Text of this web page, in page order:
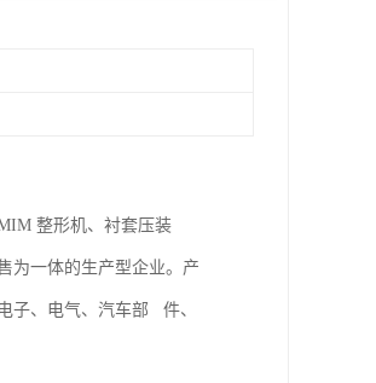
整形机、衬套压装
为一体的生产型企业。产
子、电气、汽车部 件、